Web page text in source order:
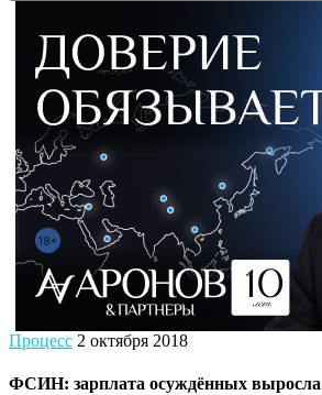
Процесс 2 октября 2018
ФСИН: зарплата осуждённых выросла